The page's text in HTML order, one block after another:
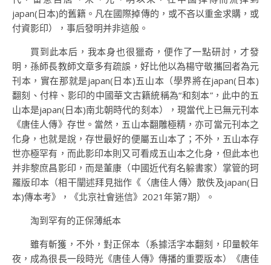
japan(日本)的舊籍。凡在國際掉傳的，或不吝以重金求購，或
付資影印），事后發明并非這般。
買到此本后，我本身也很獵奇，便作了一點研討，才發
明，孫師長教師文章多有疏誤，好比他以為楊守敬攜回者為元
刊本，實在那就是japan(日本)五山本（學界將在japan(日本)
翻刻、付梓、影印的中國華文古籍統稱為“和刻本”，此中的五
山本是japan(日本)南北朝時代的刻本），現當代上已無元刊本
《唐佳人傳》存世。當然，五山本翻雕極精，亦可當元刊本之
化身，也就是說，存世最好的便屬五山本了；不外，五山本存
世亦極罕有，而此影印本則又可看成五山本之化身，但此本也
并非黎庶昌影印，而是董康（中國近代有名躲書家）掌管的珂
羅版印本（相干闡述拜見拙作《〈唐佳人傳〉散佚及japan(日
本)傳本考》，《北京社會迷信》2021年第7期）。
淘到罕有的正保薄紙本
雖有斬獲，不外，對正保本（系據活字本翻刻，印量較年
夜，成為很長一段時光《唐佳人傳》傳播的重要版本）《唐佳